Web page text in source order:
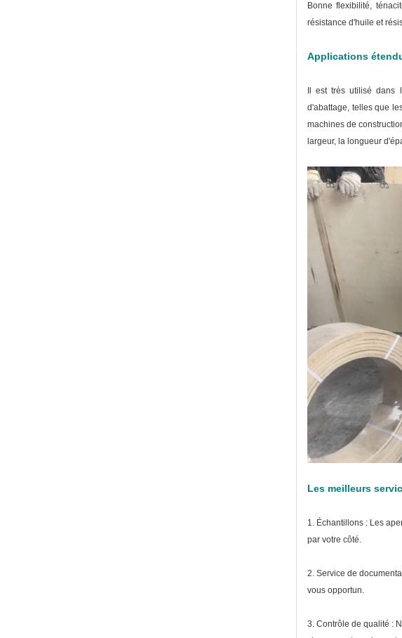
Bonne flexibilité,
résistance d'huile et
Applications
Il est très utilisé dans
d'abattage, telles que
machines de
largeur, la longueur
Les meilleurs
1. Échantillons : Les
par votre côté.
2. Service de
vous opportun.
3. Contrôle de qualité :